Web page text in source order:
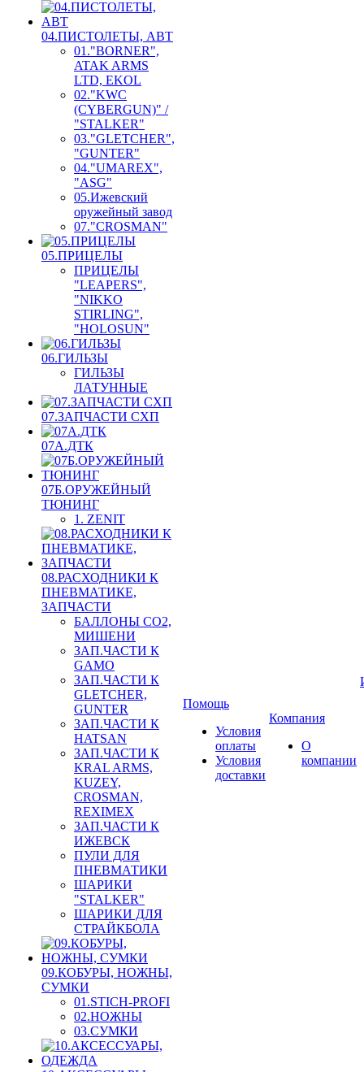
04.ПИСТОЛЕТЫ, АВТ
01."BORNER",
ATAK ARMS
LTD, EKOL
02."KWC
(CYBERGUN)" /
"STALKER"
03."GLETCHER",
"GUNTER"
04."UMAREX",
"ASG"
05.Ижевский
оружейный завод
07."CROSMAN"
05.ПРИЦЕЛЫ
ПРИЦЕЛЫ
"LEAPERS",
"NIKKO
STIRLING",
"HOLOSUN"
06.ГИЛЬЗЫ
ГИЛЬЗЫ
ЛАТУННЫЕ
07.ЗАПЧАСТИ СХП
07А.ДТК
07Б.ОРУЖЕЙНЫЙ
ТЮНИНГ
1. ZENIT
08.РАСХОДНИКИ К
ПНЕВМАТИКЕ,
ЗАПЧАСТИ
БАЛЛОНЫ CO2,
МИШЕНИ
ЗАП.ЧАСТИ К
GAMO
ЗАП.ЧАСТИ К
GLETCHER,
GUNTER
ЗАП.ЧАСТИ К
HATSAN
ЗАП.ЧАСТИ К
KRAL ARMS,
KUZEY,
CROSMAN,
REXIMEX
ЗАП.ЧАСТИ К
ИЖЕВСК
ПУЛИ ДЛЯ
ПНЕВМАТИКИ
ШАРИКИ
"STALKER"
ШАРИКИ ДЛЯ
СТРАЙКБОЛА
09.КОБУРЫ, НОЖНЫ,
СУМКИ
01.STICH-PROFI
02.НОЖНЫ
03.СУМКИ
Помощь
Условия
оплаты
Условия
доставки
Компания
О
компании